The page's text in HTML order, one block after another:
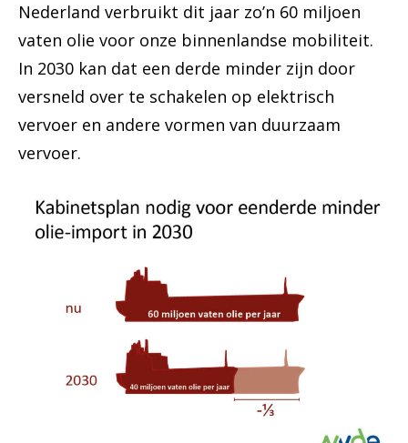
Nederland verbruikt dit jaar zo’n 60 miljoen
vaten olie voor onze binnenlandse mobiliteit.
In 2030 kan dat een derde minder zijn door
versneld over te schakelen op elektrisch
vervoer en andere vormen van duurzaam
vervoer.